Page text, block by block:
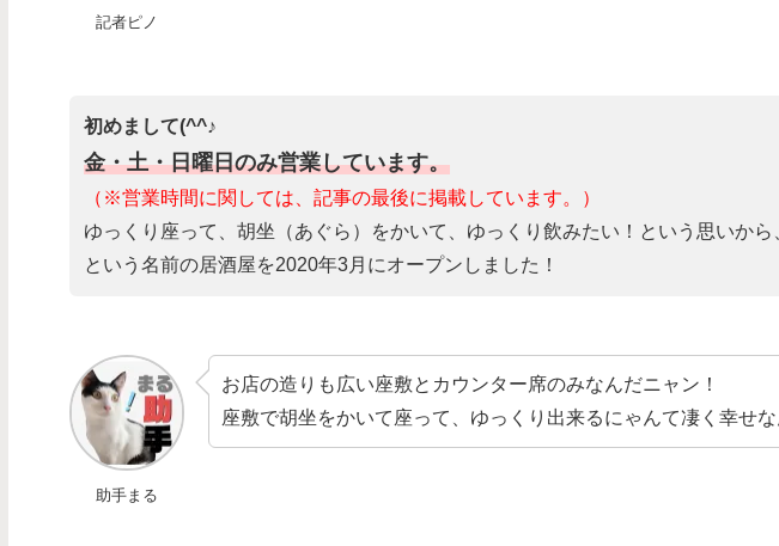
記者ピノ
初めまして(^^♪
金・土・日曜日のみ営業しています。
（※営業時間に関しては、記事の最後に掲載しています。）
ゆっくり座って、胡坐（あぐら）をかいて、ゆっくり飲みたい！という思いから
という名前の居酒屋を2020年3月にオープンしました！
助手まる
お店の造りも広い座敷とカウンター席のみなんだニャン！
座敷で胡坐をかいて座って、ゆっくり出来るにゃんて凄く幸せ